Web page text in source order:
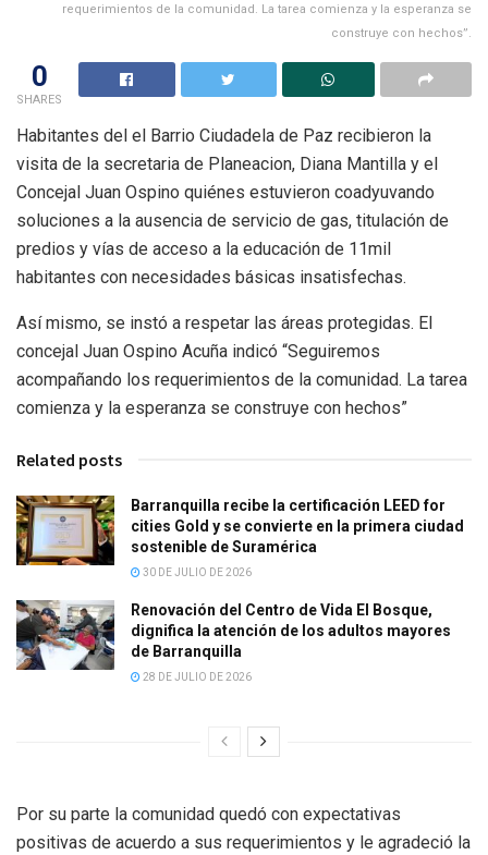
requerimientos de la comunidad. La tarea comienza y la esperanza se
construye con hechos”.
0
SHARES
Habitantes del el Barrio Ciudadela de Paz recibieron la
visita de la secretaria de Planeacion, Diana Mantilla y el
Concejal Juan Ospino quiénes estuvieron coadyuvando
soluciones a la ausencia de servicio de gas, titulación de
predios y vías de acceso a la educación de 11mil
habitantes con necesidades básicas insatisfechas.
Así mismo, se instó a respetar las áreas protegidas. El
concejal Juan Ospino Acuña indicó “Seguiremos
acompañando los requerimientos de la comunidad. La tarea
comienza y la esperanza se construye con hechos”
Related posts
Barranquilla recibe la certificación LEED for
cities Gold y se convierte en la primera ciudad
sostenible de Suramérica
30 DE JULIO DE 2026
Renovación del Centro de Vida El Bosque,
dignifica la atención de los adultos mayores
de Barranquilla
28 DE JULIO DE 2026
Por su parte la comunidad quedó con expectativas
positivas de acuerdo a sus requerimientos y le agradeció la